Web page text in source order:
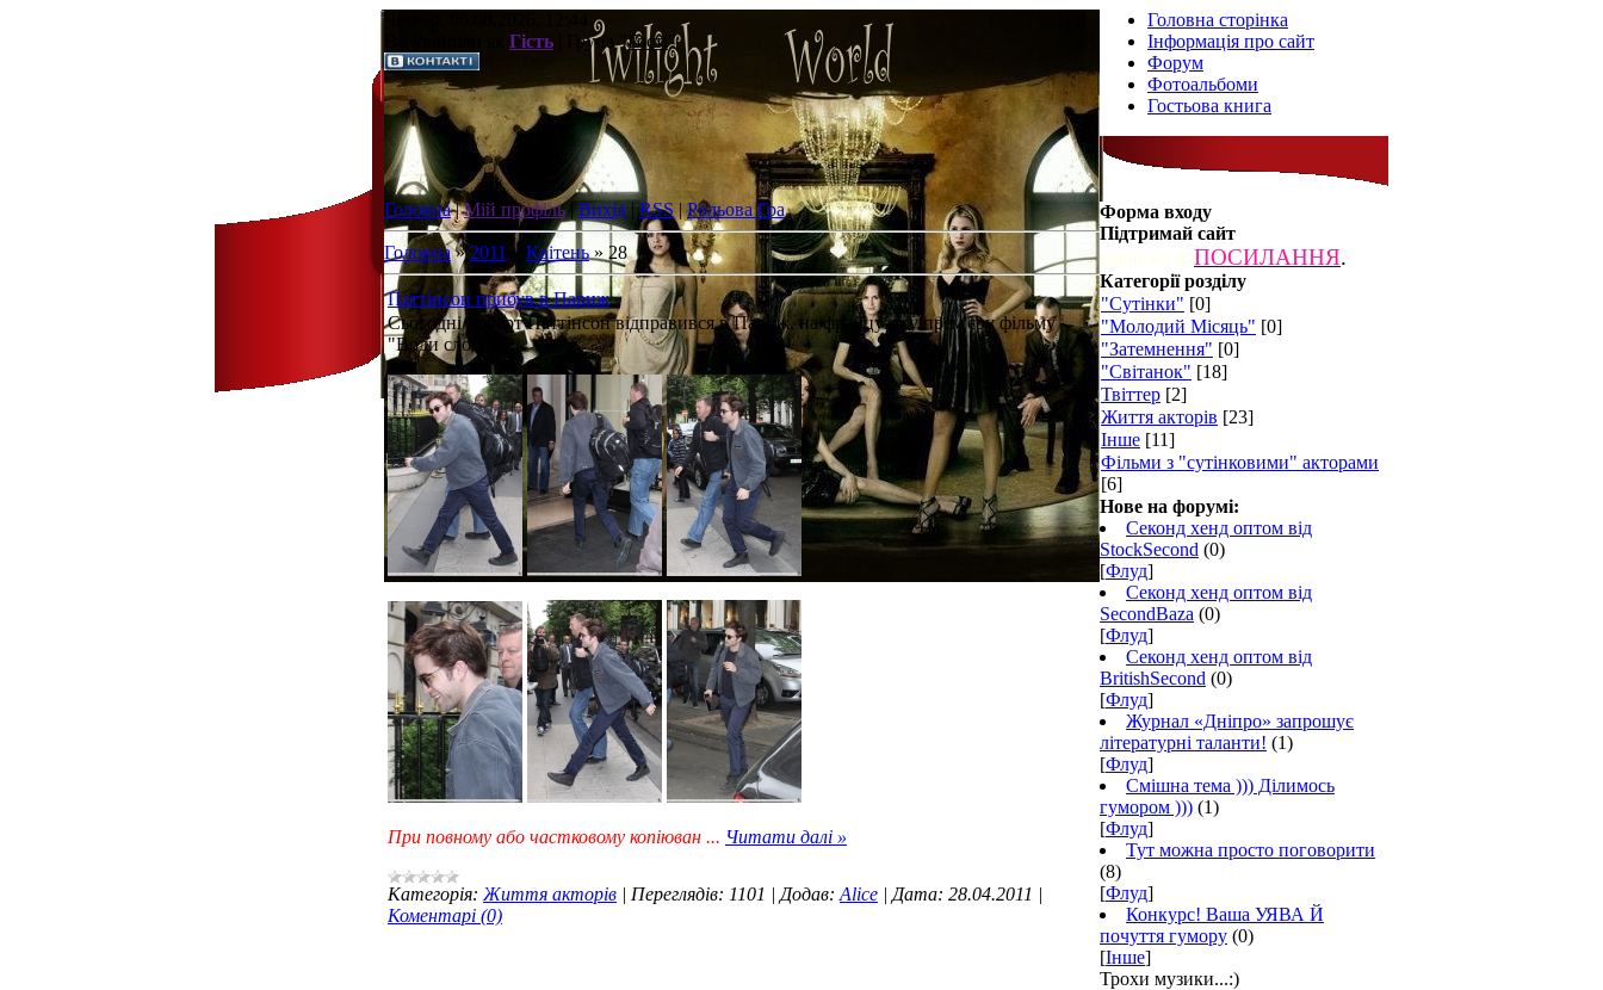
Гість | Група "Гості "
Головна|Мій профіль|Вихід |RSS|Рольова Гра
Головна» 2011 » Квітень » 28
Паттінсон прибув в Париж
Сьогодні Роберт Паттінсон відправився в Париж, на французьку прем'єру фільму
"Води слонам".
При повному або частковому копіюван ... Читати далі »
Категорія: Життя акторів | Переглядів: 1101 | Додав: Alice | Дата: 28.04.2011 |
Коментарі (0)
Головна сторінка
Інформація про сайт
Форум
Фотоальбоми
Гостьова книга
Форма входу
Підтримай сайт
натисни наПОСИЛАННЯ.
Категорії розділу
"Сутінки" [0]
"Молодий Місяць" [0]
"Затемнення" [0]
"Світанок" [18]
Твіттер [2]
Життя акторів [23]
Інше [11]
Фільми з "сутінковими" акторами
[6]
Нове на форумі:
Секонд хенд оптом від
StockSecond (0)
[Флуд]
Секонд хенд оптом від
SecondBaza (0)
[Флуд]
Секонд хенд оптом від
BritishSecond (0)
[Флуд]
Журнал «Дніпро» запрошує
літературні таланти! (1)
[Флуд]
Смішна тема ))) Ділимось
гумором ))) (1)
[Флуд]
Тут можна просто поговорити
(8)
[Флуд]
Конкурс! Ваша УЯВА Й
почуття гумору (0)
[Інше]
Трохи музики...:)